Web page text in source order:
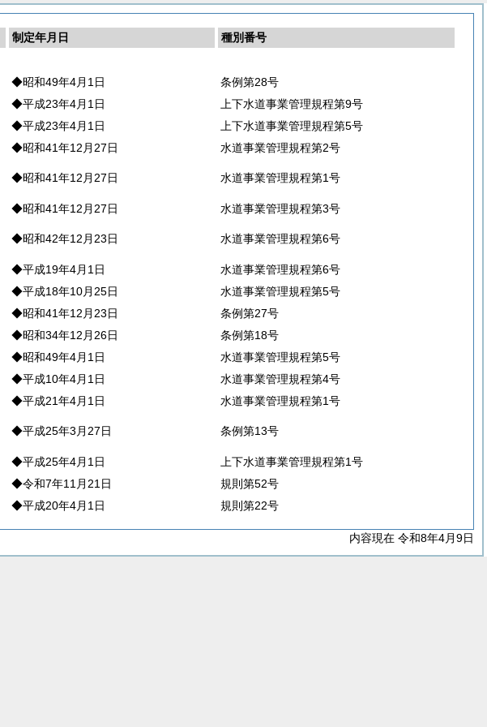
制定年月日
種別番号
◆昭和49年4月1日
条例第28号
◆平成23年4月1日
上下水道事業管理規程第9号
◆平成23年4月1日
上下水道事業管理規程第5号
◆昭和41年12月27日
水道事業管理規程第2号
◆昭和41年12月27日 水道事業管理規程第1号
◆昭和41年12月27日
水道事業管理規程第3号
◆昭和42年12月23日 水道事業管理規程第6号
◆平成19年4月1日
水道事業管理規程第6号
◆平成18年10月25日
水道事業管理規程第5号
◆昭和41年12月23日
条例第27号
◆昭和34年12月26日
条例第18号
◆昭和49年4月1日
水道事業管理規程第5号
◆平成10年4月1日
水道事業管理規程第4号
◆平成21年4月1日
水道事業管理規程第1号
◆平成25年3月27日 条例第13号
◆平成25年4月1日
上下水道事業管理規程第1号
◆令和7年11月21日
規則第52号
◆平成20年4月1日 規則第22号
内容現在 令和8年4月9日